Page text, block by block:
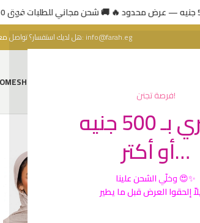
فرصة تجنن!
اشتري بـ 500 جنيه
أو أكتر…
وخلّيالشحن علينا
😍✨
هل لديك استفسار؟ تواصل معنا: info@farah.eg
SHOP